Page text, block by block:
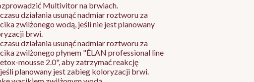
Multivitor na brwiach.
działania usunąć nadmiar roztworu za
zwilżonego wodą, jeśli nie jest planowany
brwi.
działania usunąć nadmiar roztworu za
zwilżonego płynem "ÉLAN professional line
mousse 2.0", aby zatrzymać reakcję
planowany jest zabieg koloryzacji brwi.